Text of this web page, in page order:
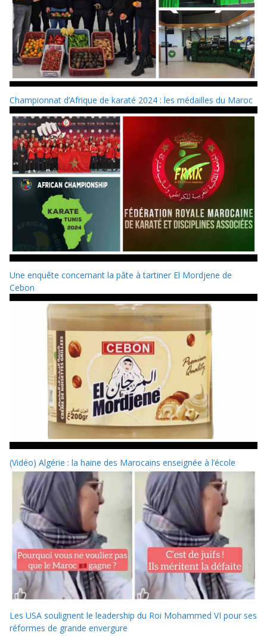
Championnat d’Afrique de karaté 2024 : les médailles du Maroc
Une enquête concernant la pâte à tartiner El Mordjene de
Cebon
(Vidéo) Algérie : la haine des Marocains enseignée à l’école
Les USA soulignent le leadership du Roi Mohammed VI pour ses
réformes de grande envergure